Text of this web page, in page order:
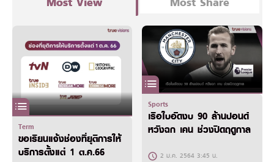
Term
ขอเรียนแจ้งช่องที่ยุติการให้
บริการตั้งแต่ 1 ต.ค.66
Sports
เรือใบอัดงบ 90 ล้านปอนด์
หวังฉก เคน ช่วงปิดฤดูกาล
2 ม.ค. 2564 3:45 น.